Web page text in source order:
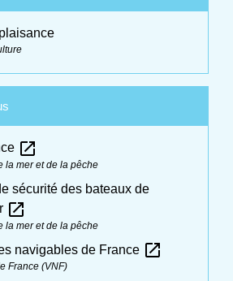
open_in_new
la mer et de la pêche
sécurité des bateaux de
open_in_new
la mer et de la pêche
navigables de France open_in_new
France (VNF)